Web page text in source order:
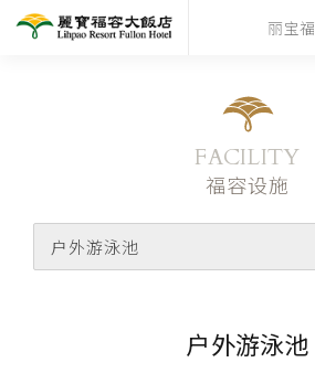
丽宝
FACILITY
福容设施
户外游泳池
户外游泳池